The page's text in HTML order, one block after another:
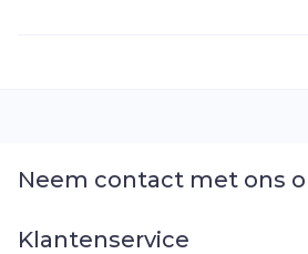
Neem contact met ons
Klantenservice